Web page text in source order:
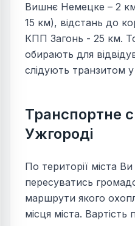
Вишнє Немецке – 2
15 км), відстань до
КПП Загонь - 25 км.
обирають для
слідують транзитом
Транспортне
Ужгороді
По території міста
пересуватись
маршрути якого
місця міста. Вартість